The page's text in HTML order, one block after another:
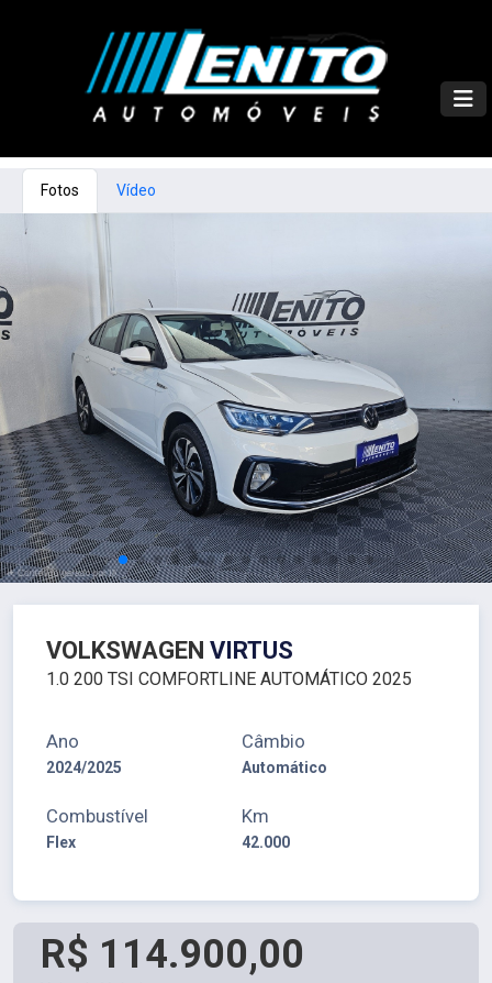
Fotos Vídeo
VOLKSWAGEN VIRTUS
1.0 200 TSI COMFORTLINE AUTOMÁTICO 2025
Ano
2024/2025
Câmbio
Automático
Combustível
Flex
Km
42.000
R$ 114.900,00